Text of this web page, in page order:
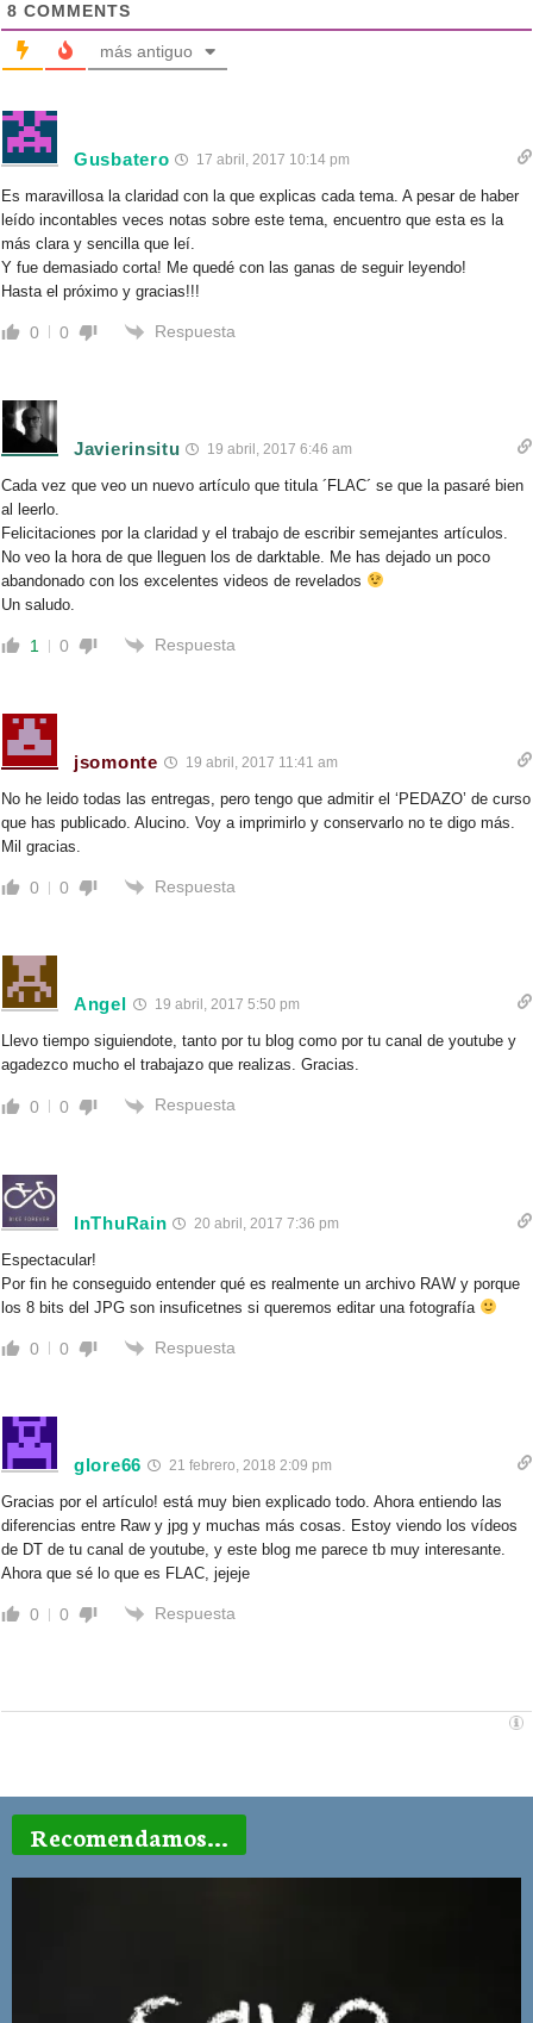
8 COMMENTS
más antiguo
Gusbatero 17 abril, 2017 10:14 pm
Es maravillosa la claridad con la que explicas cada tema. A pesar de haber
leído incontables veces notas sobre este tema, encuentro que esta es la
más clara y sencilla que leí.
Y fue demasiado corta! Me quedé con las ganas de seguir leyendo!
Hasta el próximo y gracias!!!
0 0 Respuesta
Javierinsitu 19 abril, 2017 6:46 am
Cada vez que veo un nuevo artículo que titula ´FLAC´ se que la pasaré bien
al leerlo.
Felicitaciones por la claridad y el trabajo de escribir semejantes artículos.
No veo la hora de que lleguen los de darktable. Me has dejado un poco
abandonado con los excelentes videos de revelados
Un saludo.
1 0 Respuesta
jsomonte 19 abril, 2017 11:41 am
No he leido todas las entregas, pero tengo que admitir el ‘PEDAZO’ de curso
que has publicado. Alucino. Voy a imprimirlo y conservarlo no te digo más.
Mil gracias.
0 0 Respuesta
Angel 19 abril, 2017 5:50 pm
Llevo tiempo siguiendote, tanto por tu blog como por tu canal de youtube y
agadezco mucho el trabajazo que realizas. Gracias.
0 0 Respuesta
InThuRain 20 abril, 2017 7:36 pm
Espectacular!
Por fin he conseguido entender qué es realmente un archivo RAW y porque
los 8 bits del JPG son insuficetnes si queremos editar una fotografía
0 0 Respuesta
glore66 21 febrero, 2018 2:09 pm
Gracias por el artículo! está muy bien explicado todo. Ahora entiendo las
diferencias entre Raw y jpg y muchas más cosas. Estoy viendo los vídeos
de DT de tu canal de youtube, y este blog me parece tb muy interesante.
Ahora que sé lo que es FLAC, jejeje
0 0 Respuesta
Recomendamos...